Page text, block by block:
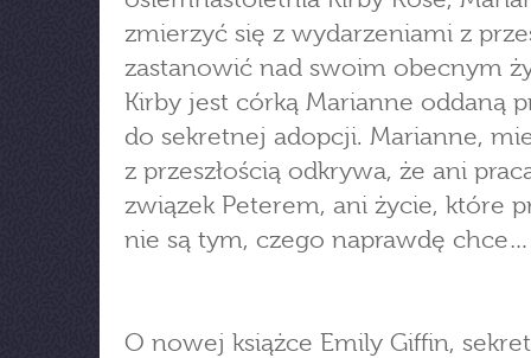
zmierzyć się z wydarzeniami z
zastanowić nad swoim obecnym
Kirby jest córką Marianne oddaną
do sekretnej adopcji. Marianne,
z przeszłością odkrywa, że ani
związek Peterem, ani życie, które
nie są tym, czego naprawdę chce…
O nowej książce Emily Giffin,